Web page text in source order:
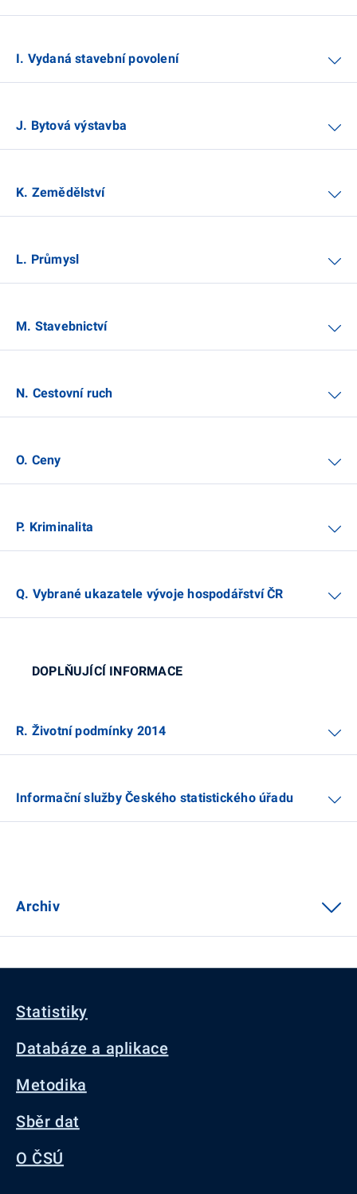
I. Vydaná stavební povolení
J. Bytová výstavba
K. Zemědělství
L. Průmysl
M. Stavebnictví
N. Cestovní ruch
O. Ceny
P. Kriminalita
Q. Vybrané ukazatele vývoje hospodářství ČR
DOPLŇUJÍCÍ INFORMACE
R. Životní podmínky 2014
Informační služby Českého statistického úřadu
Archiv
Statistiky
Databáze a aplikace
Metodika
Sběr dat
O ČSÚ